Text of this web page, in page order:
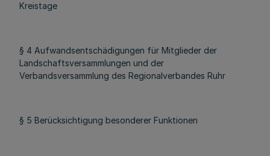
Kreistage
§ 4 Aufwandsentschädigungen für Mitglieder der
Landschaftsversammlungen und der
Verbandsversammlung des Regionalverbandes Ruhr
§ 5 Berücksichtigung besonderer Funktionen